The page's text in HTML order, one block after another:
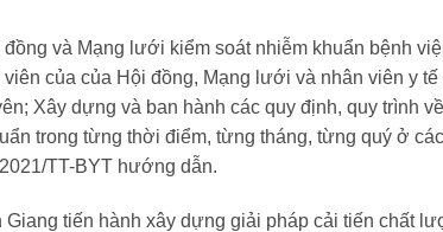
và Mạng lưới kiểm soát nhiễm khuẩn bệnh
của của Hội đồng, Mạng lưới và nhân viên y
Xây dựng và ban hành các quy định, quy trình
trong từng thời điểm, từng tháng, từng quý ở
TT-BYT hướng dẫn.
tiến hành xây dựng giải pháp cải tiến chất